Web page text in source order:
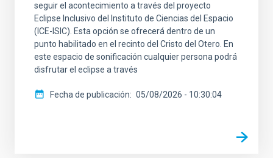
seguir el acontecimiento a través del proyecto
Eclipse Inclusivo del Instituto de Ciencias del Espacio
(ICE-ISIC). Esta opción se ofrecerá dentro de un
punto habilitado en el recinto del Cristo del Otero. En
este espacio de sonificación cualquier persona podrá
disfrutar el eclipse a través
Fecha de publicación 05/08/2026 - 10:30:04